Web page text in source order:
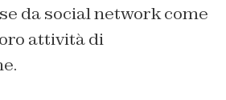
da social network come
attività di